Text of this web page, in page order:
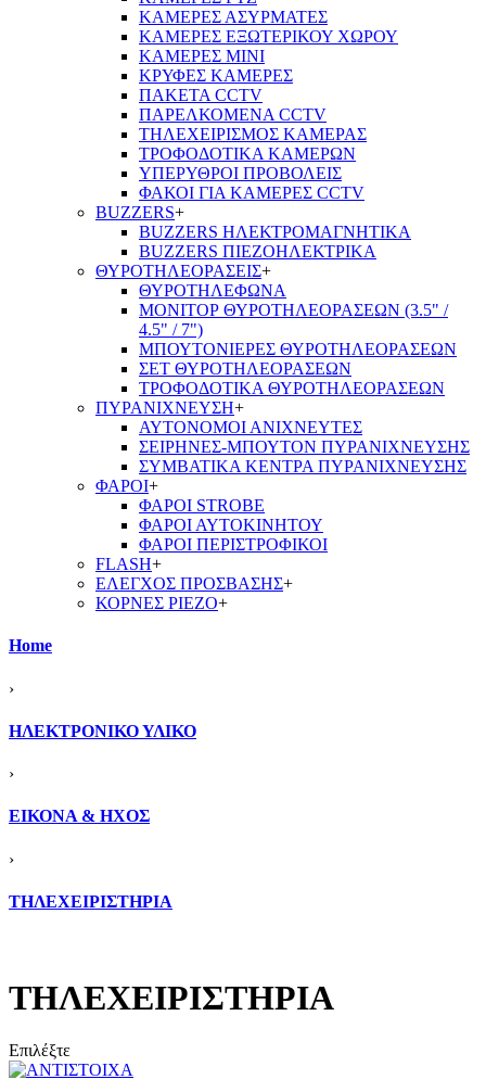
ΚΑΜΕΡΕΣ ΑΣΥΡΜΑΤΕΣ
ΚΑΜΕΡΕΣ ΕΞΩΤΕΡΙΚΟΥ ΧΩΡΟΥ
ΚΑΜΕΡΕΣ ΜΙΝΙ
ΚΡΥΦΕΣ ΚΑΜΕΡΕΣ
ΠΑΚΕΤΑ CCTV
ΠΑΡΕΛΚΟΜΕΝΑ CCTV
ΤΗΛΕΧΕΙΡΙΣΜΟΣ ΚΑΜΕΡΑΣ
ΤΡΟΦΟΔΟΤΙΚΑ ΚΑΜΕΡΩΝ
ΥΠΕΡΥΘΡΟΙ ΠΡΟΒΟΛΕΙΣ
ΦΑΚΟΙ ΓΙΑ ΚΑΜΕΡΕΣ CCTV
BUZZERS+
BUZZERS ΗΛΕΚΤΡΟΜΑΓΝΗΤΙΚΑ
BUZZERS ΠΙΕΖΟΗΛΕΚΤΡΙΚΑ
ΘΥΡΟΤΗΛΕΟΡΑΣΕΙΣ+
ΘΥΡΟΤΗΛΕΦΩΝΑ
ΜΟΝΙΤΟΡ ΘΥΡΟΤΗΛΕΟΡΑΣΕΩΝ (3.5" /
4.5" / 7")
ΜΠΟΥΤΟΝΙΕΡΕΣ ΘΥΡΟΤΗΛΕΟΡΑΣΕΩΝ
ΣΕΤ ΘΥΡΟΤΗΛΕΟΡΑΣΕΩΝ
ΤΡΟΦΟΔΟΤΙΚΑ ΘΥΡΟΤΗΛΕΟΡΑΣΕΩΝ
ΠΥΡΑΝΙΧΝΕΥΣΗ+
ΑΥΤΟΝΟΜΟΙ ΑΝΙΧΝΕΥΤΕΣ
ΣΕΙΡΗΝΕΣ-ΜΠΟΥΤΟΝ ΠΥΡΑΝΙΧΝΕΥΣΗΣ
ΣΥΜΒΑΤΙΚΑ ΚΕΝΤΡΑ ΠΥΡΑΝΙΧΝΕΥΣΗΣ
ΦΑΡΟΙ+
ΦΑΡΟΙ STROBE
ΦΑΡΟΙ ΑΥΤΟΚΙΝΗΤΟΥ
ΦΑΡΟΙ ΠΕΡΙΣΤΡΟΦΙΚΟΙ
FLASH+
ΕΛΕΓΧΟΣ ΠΡΟΣΒΑΣΗΣ+
ΚΟΡΝΕΣ PIEZO+
Home
›
ΗΛΕΚΤΡΟΝΙΚΟ ΥΛΙΚΟ
›
ΕΙΚΟΝΑ & ΗΧΟΣ
›
ΤΗΛΕΧΕΙΡΙΣΤΗΡΙΑ
ΤΗΛΕΧΕΙΡΙΣΤΗΡΙΑ
Επιλέξτε